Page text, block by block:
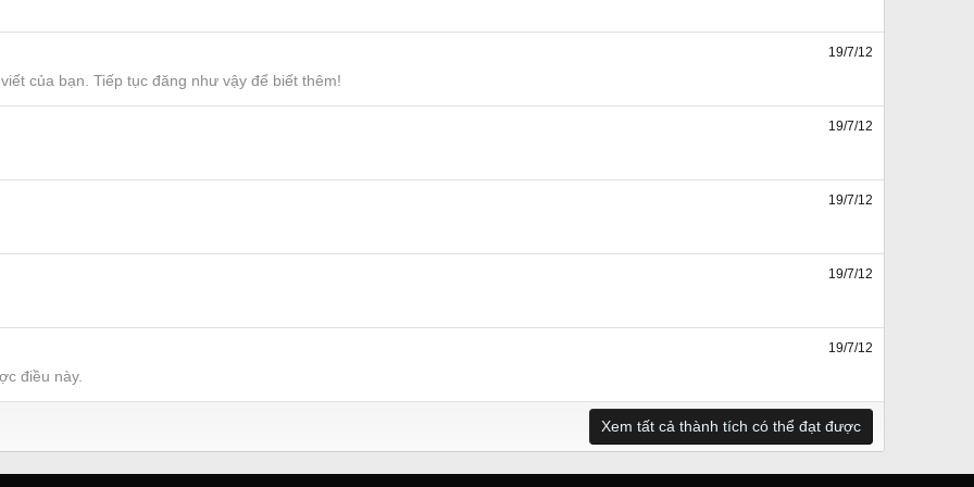
19/7/12
của bạn. Tiếp tục đăng như vậy để biết thêm!
19/7/12
19/7/12
19/7/12
19/7/12
điều này.
Xem tất cả thành tích có thể đạt được